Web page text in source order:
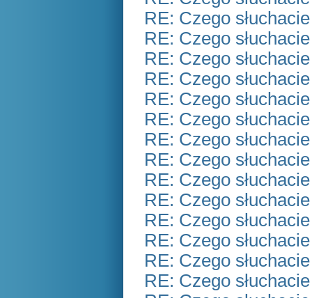
RE: Czego
RE: Czego
RE: Czego
RE: Czego
RE: Czego
RE: Czego
RE: Czego
RE: Czego
RE: Czego
RE: Czego
RE: Czego
RE: Czego
RE: Czego
RE: Czego